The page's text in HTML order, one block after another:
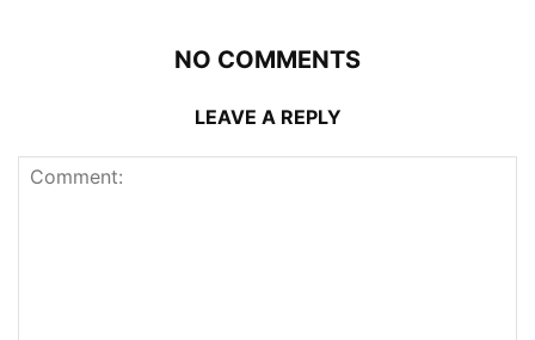
NO COMMENTS
LEAVE A REPLY